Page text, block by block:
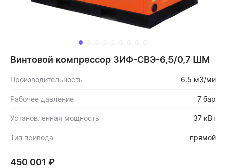
Винтовой компрессор ЗИФ-СВЭ-6,5/0,7 ШМ
Производительность 6.5 м3/ми
Рабочее давление 7 бар
Установленная мощность 37 кВт
Тип привода прямой
450 001 ₽